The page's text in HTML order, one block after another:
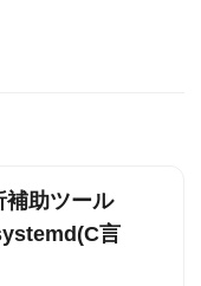
補助ツール
言